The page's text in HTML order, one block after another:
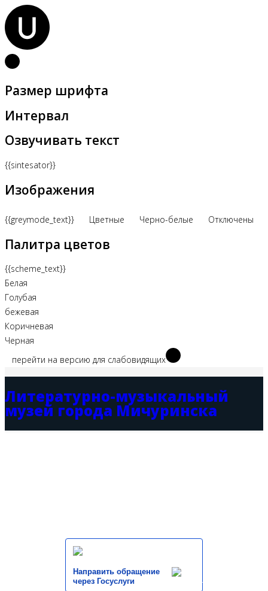
Размер шрифта
Интервал
Озвучивать текст
{{sintesator}}
Изображения
{{greymode_text}} Цветные Черно-белые Отключены
Палитра цветов
{{scheme_text}}
Белая
Голубая
бежевая
Коричневая
Черная
перейти на версию для слабовидящих
Литературно-музыкальный
музей города Мичуринска
Направить обращение
через Госуслуги